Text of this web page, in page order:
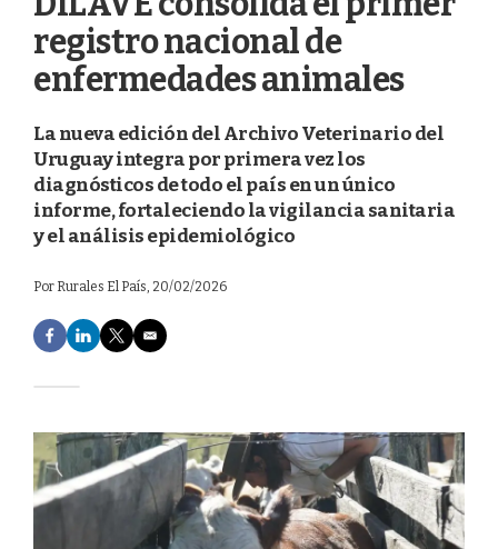
registro nacional de
enfermedades animales
La nueva edición del Archivo Veterinario del
Uruguay integra por primera vez los
diagnósticos de todo el país en un único
informe, fortaleciendo la vigilancia sanitaria
y el análisis epidemiológico
Por Rurales El País, 20/02/2026
F
a
e
o
o
k
L
i
d
I
n
T
w
e
r
E
m